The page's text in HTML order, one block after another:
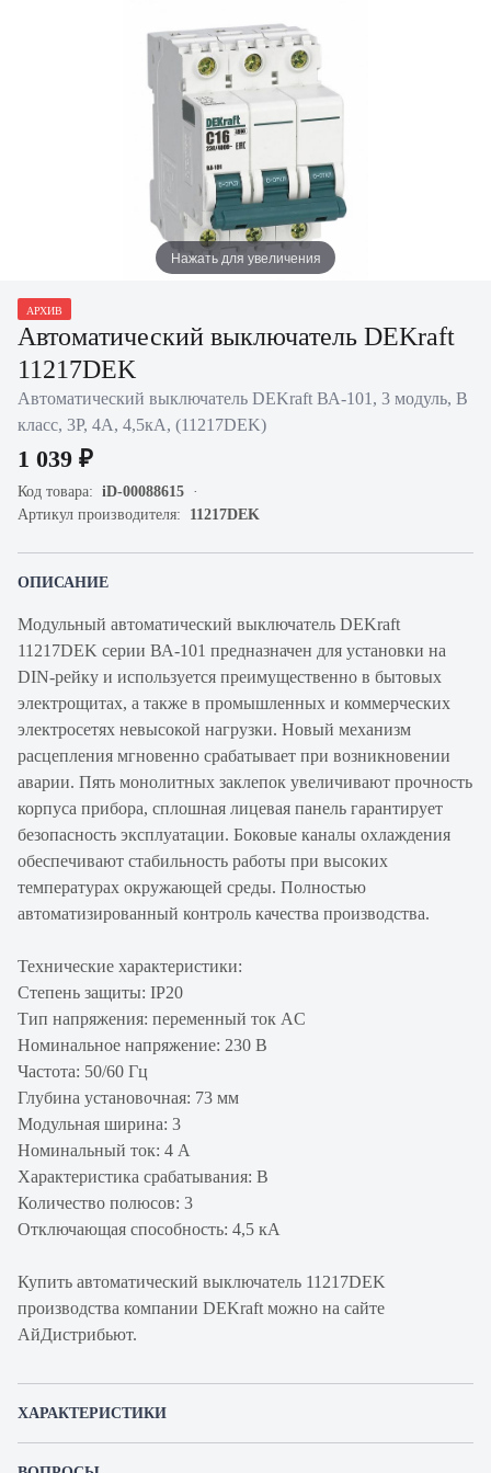
Нажать для увеличения
АРХИВ
Автоматический выключатель DEKraft
11217DEK
Автоматический выключатель DEKraft ВА-101, 3 модуль, B
класс, 3P, 4А, 4,5кА, (11217DEK)
1 039 ₽
Код товара: iD-00088615
Артикул производителя: 11217DEK
ОПИСАНИЕ
Модульный автоматический выключатель DEKraft
11217DEK серии ВА-101 предназначен для установки на
DIN-рейку и используется преимущественно в бытовых
электрощитах, а также в промышленных и коммерческих
электросетях невысокой нагрузки. Новый механизм
расцепления мгновенно срабатывает при возникновении
аварии. Пять монолитных заклепок увеличивают прочность
корпуса прибора, сплошная лицевая панель гарантирует
безопасность эксплуатации. Боковые каналы охлаждения
обеспечивают стабильность работы при высоких
температурах окружающей среды. Полностью
автоматизированный контроль качества производства.
Технические характеристики:
Степень защиты: IP20
Тип напряжения: переменный ток AC
Номинальное напряжение: 230 В
Частота: 50/60 Гц
Глубина установочная: 73 мм
Модульная ширина: 3
Номинальный ток: 4 А
Характеристика срабатывания: B
Количество полюсов: 3
Отключающая способность: 4,5 кА
Купить автоматический выключатель 11217DEK
производства компании DEKraft можно на сайте
АйДистрибьют.
ХАРАКТЕРИСТИКИ